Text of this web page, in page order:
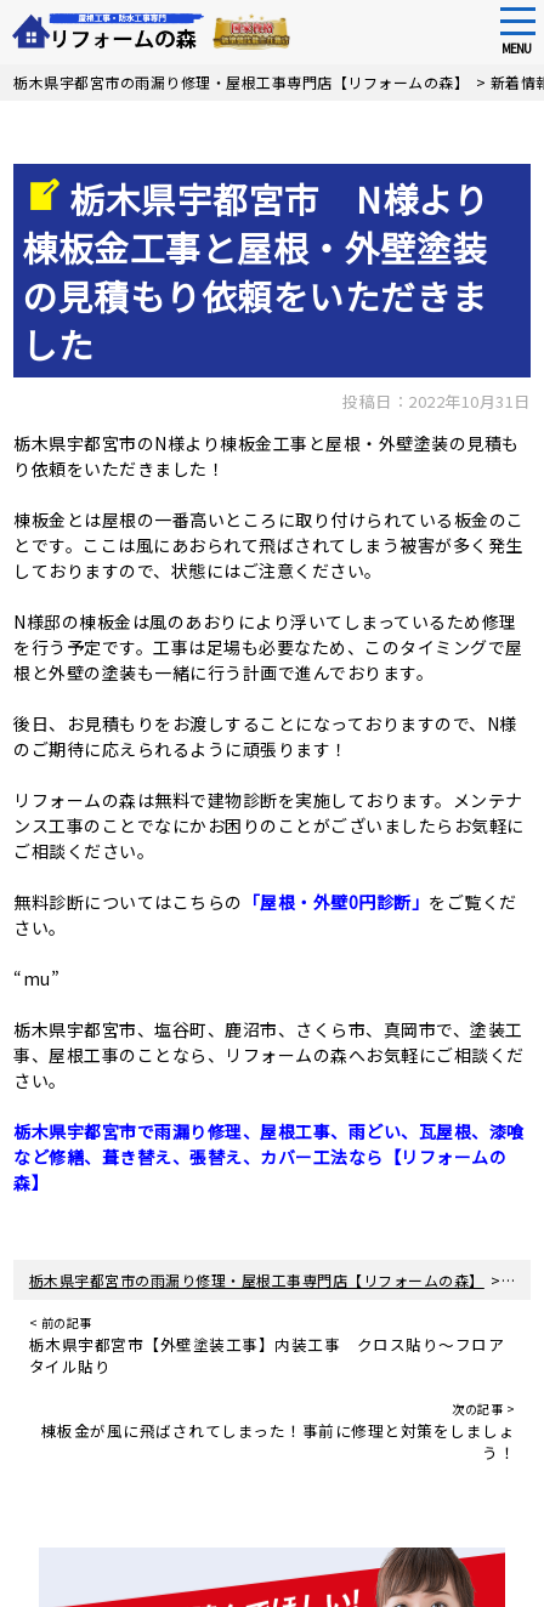
Skip
MENU
栃木県宇都宮市の雨漏り修理・屋根工事専門店【リフォームの森】 > 新着情
栃木県宇都宮市 N様より
棟板金工事と屋根・外壁塗装
の見積もり依頼をいただきま
した
投稿日：2022年10月31日
栃木県宇都宮市のN様より棟板金工事と屋根・外壁塗装の見積も
り依頼をいただきました！
棟板金とは屋根の一番高いところに取り付けられている板金のこ
とです。ここは風にあおられて飛ばされてしまう被害が多く発生
しておりますので、状態にはご注意ください。
N様邸の棟板金は風のあおりにより浮いてしまっているため修理
を行う予定です。工事は足場も必要なため、このタイミングで屋
根と外壁の塗装も一緒に行う計画で進んでおります。
後日、お見積もりをお渡しすることになっておりますので、N様
のご期待に応えられるように頑張ります！
リフォームの森は無料で建物診断を実施しております。メンテナ
ンス工事のことでなにかお困りのことがございましたらお気軽に
ご相談ください。
無料診断についてはこちらの 「屋根・外壁0円診断」 をご覧くだ
さい。
“mu”
栃木県宇都宮市、塩谷町、鹿沼市、さくら市、真岡市で、塗装工
事、屋根工事のことなら、リフォームの森へお気軽にご相談くだ
さい。
栃木県宇都宮市で雨漏り修理、屋根工事、雨どい、瓦屋根、漆喰
など修繕、葺き替え、張替え、カバー工法なら【リフォームの
森】
栃木県宇都宮市の雨漏り修理・屋根工事専門店【リフォームの森】 > 新着
< 前の記事
栃木県宇都宮市【外壁塗装工事】内装工事 クロス貼り〜フロア
タイル貼り
次の記事 >
棟板金が風に飛ばされてしまった！事前に修理と対策をしましょ
う！